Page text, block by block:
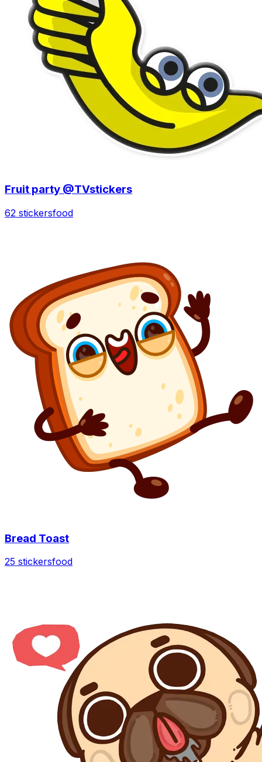
Fruit party @TVstickers
62 stickersfood
Bread Toast
25 stickersfood